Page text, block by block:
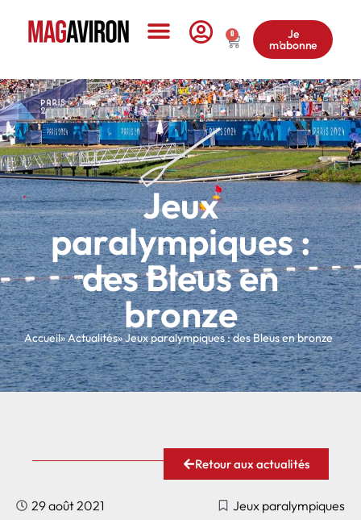
0 Je
m'abonne
Jeux
paralympiques :
des Bleus en
bronze
Accueil» Actualités» Jeux paralympiques : des Bleus en bronze
Retour aux actualités
29 août 2021
Jeux paralympiques